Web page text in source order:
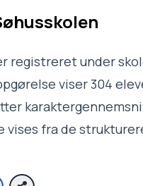
registreret under
viser 304
vises fra de